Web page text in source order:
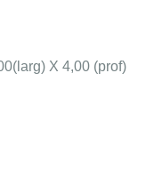
X 4,00 (prof)